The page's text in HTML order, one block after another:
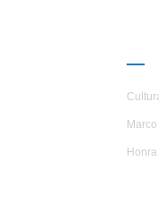
Honra